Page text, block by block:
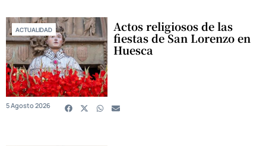
ACTUALIDAD Actos religiosos de las
fiestas de San Lorenzo en
Huesca
5 Agosto 2026